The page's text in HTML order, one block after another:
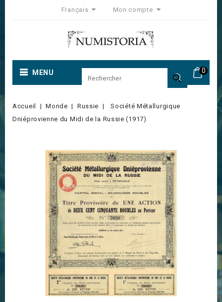
Français Mon compte
0
MENU 
Accueil Monde Russie
Société Métallurgique
Dniéprovienne du Midi de la Russie (1917)